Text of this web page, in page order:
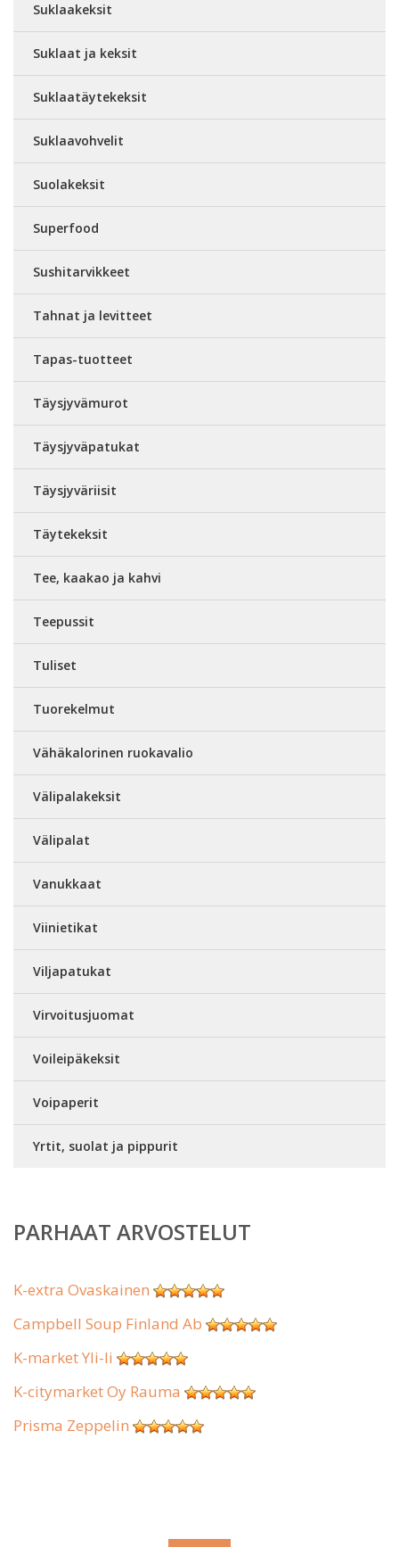
Suklaakeksit
Suklaat ja keksit
Suklaatäytekeksit
Suklaavohvelit
Suolakeksit
Superfood
Sushitarvikkeet
Tahnat ja levitteet
Tapas-tuotteet
Täysjyvämurot
Täysjyväpatukat
Täysjyväriisit
Täytekeksit
Tee, kaakao ja kahvi
Teepussit
Tuliset
Tuorekelmut
Vähäkalorinen ruokavalio
Välipalakeksit
Välipalat
Vanukkaat
Viinietikat
Viljapatukat
Virvoitusjuomat
Voileipäkeksit
Voipaperit
Yrtit, suolat ja pippurit
PARHAAT ARVOSTELUT
K-extra Ovaskainen
Campbell Soup Finland Ab
K-market Yli-Ii
K-citymarket Oy Rauma
Prisma Zeppelin